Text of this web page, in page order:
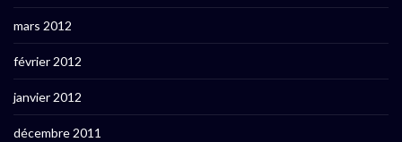
mars 2012
février 2012
janvier 2012
décembre 2011